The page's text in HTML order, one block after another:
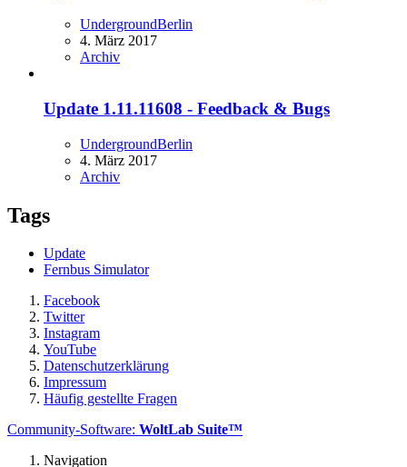
UndergroundBerlin
4. März 2017
Archiv
Update 1.11.11608 - Feedback & Bugs
UndergroundBerlin
4. März 2017
Archiv
Tags
Update
Fernbus Simulator
Facebook
Twitter
Instagram
YouTube
Datenschutzerklärung
Impressum
Häufig gestellte Fragen
Community-Software: WoltLab Suite™
Navigation